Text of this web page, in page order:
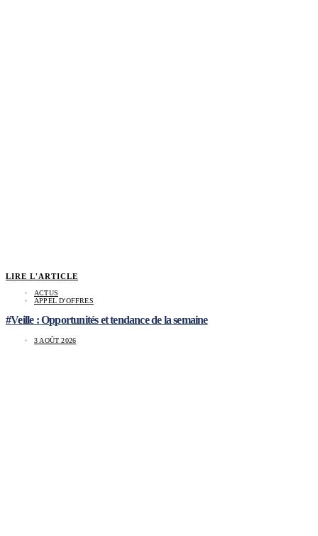
LIRE L'ARTICLE
ACTUS
APPEL D'OFFRES
#Veille : Opportunités et tendance de la semaine
3 AOÛT 2026